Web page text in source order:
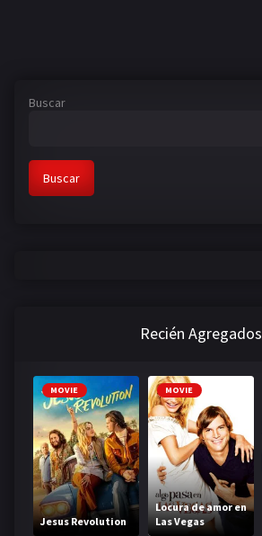
Buscar
Buscar
Recién Agregados
MOVIE
Jesus Revolution
MOVIE
Locura de amor en
Las Vegas